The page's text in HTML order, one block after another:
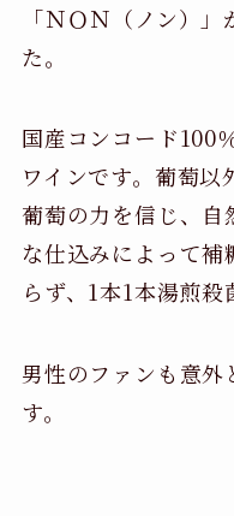
「ＮＯＮ（ノン）
た。
国産コンコード100
ワインです。葡萄
葡萄の力を信じ、
な仕込みによって
らず、1本1本湯煎殺
男性のファンも意外
す。